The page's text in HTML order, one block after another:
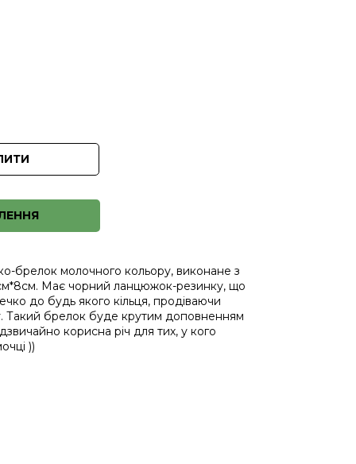
брелок молочного кольору, виконане з
Має чорний ланцюжок-резинку, що
до будь якого кільця, продіваючи
Такий брелок буде крутим доповненням
корисна річ для тих, у кого
))